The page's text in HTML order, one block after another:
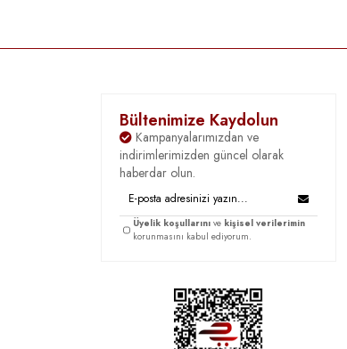
Bültenimize Kaydolun
Kampanyalarımızdan ve
indirimlerimizden güncel olarak
haberdar olun.
Üyelik koşullarını ve kişisel verilerimin
korunmasını kabul ediyorum.